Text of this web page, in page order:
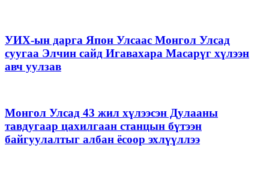
УИХ-ын дарга Япон Улсаас Монгол Улсад
суугаа Элчин сайд Игавахара Масарүг хүлээн
авч уулзав
Монгол Улсад 43 жил хүлээсэн Дулааны
тавдугаар цахилгаан станцын бүтээн
байгуулалтыг албан ёсоор эхлүүллээ